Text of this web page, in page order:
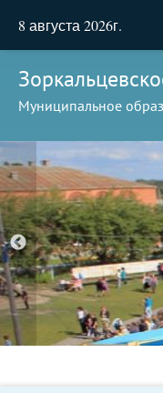
8 августа 2026г.
Муниципальное